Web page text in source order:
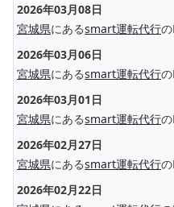
2026年03月08日
宮城県にあるsmart運転代行
2026年03月06日
宮城県にあるsmart運転代行
2026年03月01日
宮城県にあるsmart運転代行
2026年02月27日
宮城県にあるsmart運転代行
2026年02月22日